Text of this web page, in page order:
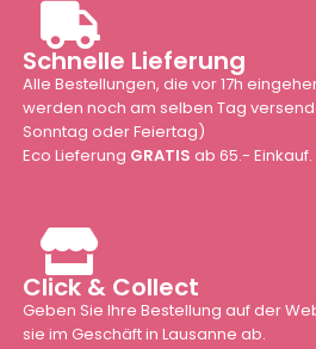
Schnelle Lieferung
Alle Bestellungen, die vor 17h
werden noch am selben Tag
Sonntag oder Feiertag)
Eco Lieferung GRATIS ab 65.-
Click & Collect
Geben Sie Ihre Bestellung auf der
sie im Geschäft in Lausanne ab.